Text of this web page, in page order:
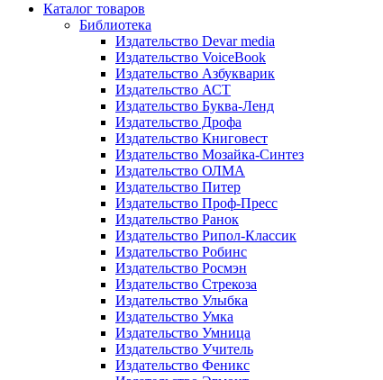
Каталог товаров
Библиотека
Издательство Devar media
Издательство VoiceBook
Издательство Азбукварик
Издательство АСТ
Издательство Буква-Ленд
Издательство Дрофа
Издательство Книговест
Издательство Мозайка-Синтез
Издательство ОЛМА
Издательство Питер
Издательство Проф-Пресс
Издательство Ранок
Издательство Рипол-Классик
Издательство Робинс
Издательство Росмэн
Издательство Стрекоза
Издательство Улыбка
Издательство Умка
Издательство Умница
Издательство Учитель
Издательство Феникс